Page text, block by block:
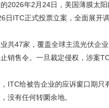
2026年2月24日，美国薄膜太
日ITC正式投票立案，全面展开调
共47家，覆盖全球主流光伏企
销售令。一旦裁定侵权，涉案
ITC给被告企业的应诉窗口期只
没有任何转圜余地。